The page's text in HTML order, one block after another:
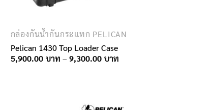
กล่องกันน้ำกันกระแทก PELICAN
Pelican 1430 Top Loader Case
5,900.00
– 9,300.00 Price